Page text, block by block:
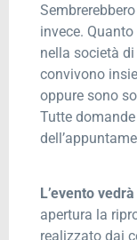
invece.
nella società
convivono
oppure sono
Tutte
L’evento
apertura la
realizzato dai